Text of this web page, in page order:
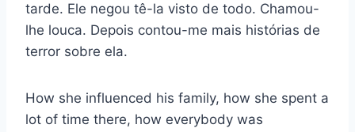
tarde. Ele negou tê-la visto de todo. Chamou-
lhe louca. Depois contou-me mais histórias de
terror sobre ela.
How she influenced his family, how she spent a
lot of time there, how everybody was